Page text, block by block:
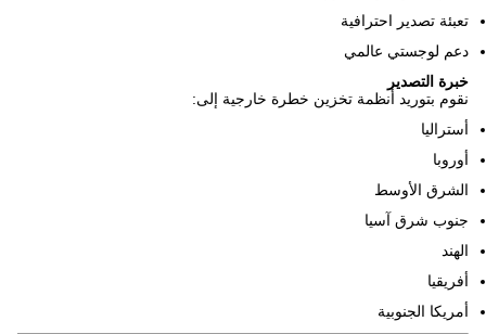
تعبئة تصدير احترافية
دعم لوجستي عالمي
خبرة التصدير
نقوم بتوريد أنظمة تخزين خطرة خارجية إلى:
أستراليا
أوروبا
الشرق الأوسط
جنوب شرق آسيا
الهند
أفريقيا
أمريكا الجنوبية